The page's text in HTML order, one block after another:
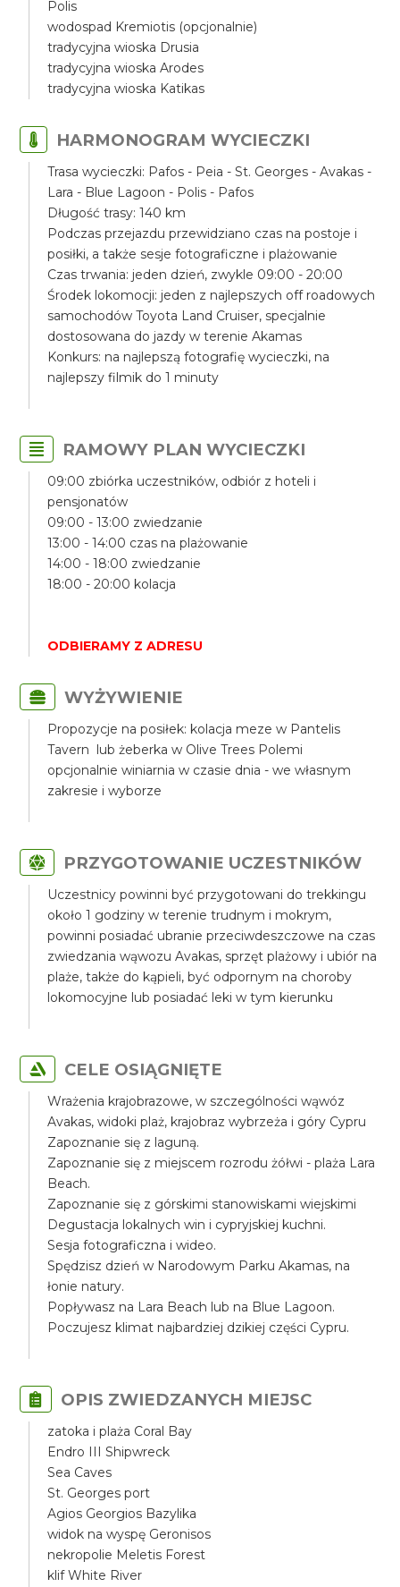
Polis
wodospad Kremiotis (opcjonalnie)
tradycyjna wioska Drusia
tradycyjna wioska Arodes
tradycyjna wioska Katikas
HARMONOGRAM WYCIECZKI
Trasa wycieczki: Pafos - Peia - St. Georges - Avakas -
Lara - Blue Lagoon - Polis - Pafos
Długość trasy: 140 km
Podczas przejazdu przewidziano czas na postoje i
posiłki, a także sesje fotograficzne i plażowanie
Czas trwania: jeden dzień, zwykle 09:00 - 20:00
Środek lokomocji: jeden z najlepszych off roadowych
samochodów Toyota Land Cruiser, specjalnie
dostosowana do jazdy w terenie Akamas
Konkurs: na najlepszą fotografię wycieczki, na
najlepszy filmik do 1 minuty
RAMOWY PLAN WYCIECZKI
09:00 zbiórka uczestników, odbiór z hoteli i
pensjonatów
09:00 - 13:00 zwiedzanie
13:00 - 14:00 czas na plażowanie
14:00 - 18:00 zwiedzanie
18:00 - 20:00 kolacja
ODBIERAMY Z ADRESU
WYŻYWIENIE
Propozycje na posiłek: kolacja meze w Pantelis
Tavern lub żeberka w Olive Trees Polemi
opcjonalnie winiarnia w czasie dnia - we własnym
zakresie i wyborze
PRZYGOTOWANIE UCZESTNIKÓW
Uczestnicy powinni być przygotowani do trekkingu
około 1 godziny w terenie trudnym i mokrym,
powinni posiadać ubranie przeciwdeszczowe na czas
zwiedzania wąwozu Avakas, sprzęt plażowy i ubiór na
plaże, także do kąpieli, być odpornym na choroby
lokomocyjne lub posiadać leki w tym kierunku
CELE OSIĄGNIĘTE
Wrażenia krajobrazowe, w szczególności wąwóz
Avakas, widoki plaż, krajobraz wybrzeża i góry Cypru
Zapoznanie się z laguną.
Zapoznanie się z miejscem rozrodu żółwi - plaża Lara
Beach.
Zapoznanie się z górskimi stanowiskami wiejskimi
Degustacja lokalnych win i cypryjskiej kuchni.
Sesja fotograficzna i wideo.
Spędzisz dzień w Narodowym Parku Akamas, na
łonie natury.
Popływasz na Lara Beach lub na Blue Lagoon.
Poczujesz klimat najbardziej dzikiej części Cypru.
OPIS ZWIEDZANYCH MIEJSC
zatoka i plaża Coral Bay
Endro III Shipwreck
Sea Caves
St. Georges port
Agios Georgios Bazylika
widok na wyspę Geronisos
nekropolie Meletis Forest
klif White River